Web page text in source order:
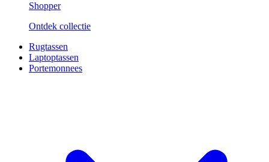
Shopper
Ontdek collectie
Rugtassen
Laptoptassen
Portemonnees